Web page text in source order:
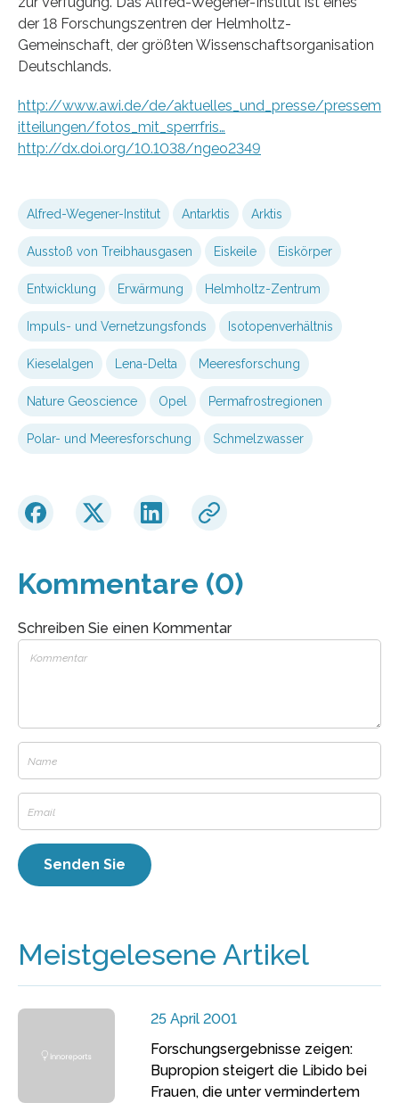
der 18 Forschungszentren der Helmholtz-
Gemeinschaft, der größten Wissenschaftsorganisation
Deutschlands.
http://www.awi.de/de/aktuelles_und_presse/pressem
itteilungen/fotos_mit_sperrfris…
http://dx.doi.org/10.1038/ngeo2349
Alfred-Wegener-Institut Antarktis Arktis
Ausstoß von Treibhausgasen Eiskeile Eiskörper
Entwicklung Erwärmung Helmholtz-Zentrum
Impuls- und Vernetzungsfonds Isotopenverhältnis
Kieselalgen Lena-Delta Meeresforschung
Nature Geoscience Opel Permafrostregionen
Polar- und Meeresforschung Schmelzwasser
Kommentare (0)
Schreiben Sie einen Kommentar
Meistgelesene Artikel
25 April 2001
Forschungsergebnisse zeigen:
Bupropion steigert die Libido bei
Frauen, die unter vermindertem